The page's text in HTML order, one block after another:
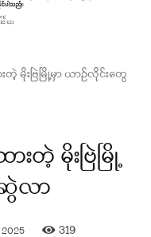
တဲ့ မိုးဗြဲမြို့မှာ ယာဥ်လိုင်းတွေ
းတဲ့ မိုးဗြဲမြို့
ဆွဲလာ
2025 319